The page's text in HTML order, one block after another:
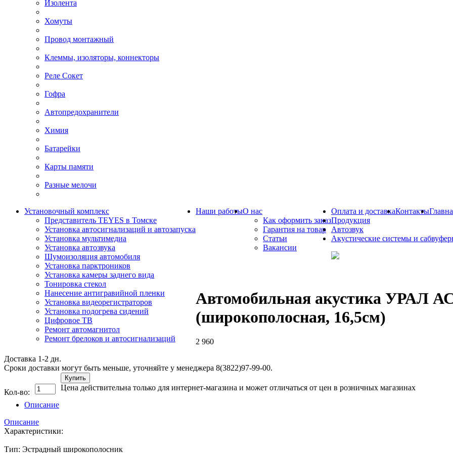
Изолента
Хомуты
Провод монтажный
Клеммы, изоляторы, коннекторы
Реле Сокет
Гофра
Автопредохранители
Химия
Батарейки
Карты памяти
Разные мелочи
Установочный комплекс
Представитель TEYES в Томске
Установка автосигнализаций и автозапуска
Установка мультимедиа
Установка автозвука
Шумоизоляция автомобиля
Установка парктроников
Установка камеры заднего вида
Тонировка стекол
Нанесение антигравийной пленки
Установка видеорегистраторов
Установка подогрева сидений
Цифровое ТВ
Ремонт автомагнитол
Ремонт брелоков и автосигнализаций
Наши работыО нас
Как оформить заказ
Гарантия на товар
Статьи
Вакансии
Оплата и доставкаКонтакты
Продукция
Автозвук
Акустические системы и
Автомобильная акустика УРАЛ
(широкополосная, 16,5см)
2 960
Доставка 1-2 дн.
Сроки доставки могут быть меньше, уточняйте у менеджера 8(3822)97-99-00.
Кол-во:
Купить
Цена действительна только для интернет-магазина и может отличаться от цен в розничных магазинах
Описание
Описание
Характеристики:
Тип: Эстрадный широкополосник